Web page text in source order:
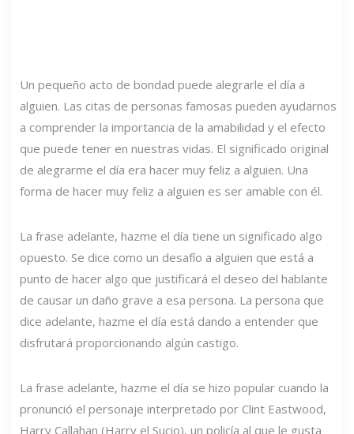
Un pequeño acto de bondad puede alegrarle el día a
alguien. Las citas de personas famosas pueden ayudarnos
a comprender la importancia de la amabilidad y el efecto
que puede tener en nuestras vidas. El significado original
de alegrarme el día era hacer muy feliz a alguien. Una
forma de hacer muy feliz a alguien es ser amable con él.
La frase adelante, hazme el día tiene un significado algo
opuesto. Se dice como un desafío a alguien que está a
punto de hacer algo que justificará el deseo del hablante
de causar un daño grave a esa persona. La persona que
dice adelante, hazme el día está dando a entender que
disfrutará proporcionando algún castigo.
La frase adelante, hazme el día se hizo popular cuando la
pronunció el personaje interpretado por Clint Eastwood,
Harry Callahan (Harry el Sucio), un policía al que le gusta